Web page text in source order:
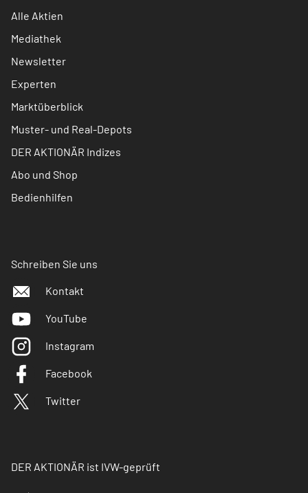
Alle Aktien
Mediathek
Newsletter
Experten
Marktüberblick
Muster- und Real-Depots
DER AKTIONÄR Indizes
Abo und Shop
Bedienhilfen
Schreiben Sie uns
Kontakt
YouTube
Instagram
Facebook
Twitter
DER AKTIONÄR ist IVW-geprüft